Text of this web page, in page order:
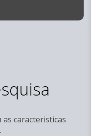
caracteristicas